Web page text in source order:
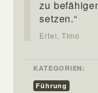
zu
setzen.“
Ertel, Timo
KATEGORIEN:
Führung